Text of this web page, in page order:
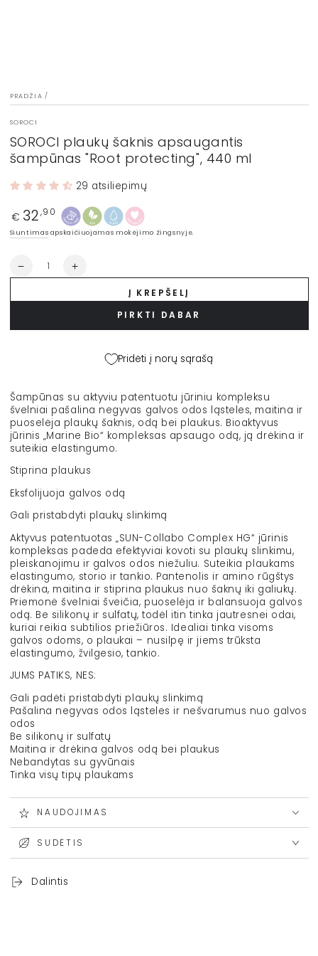
PRADŽIA /
SOROCI
SOROCI plaukų šaknis apsaugantis
šampūnas "Root protecting", 440 ml
29 atsiliepimų
Įprasta
kaina
€ 32 ,90
Siuntimas apskaičiuojamas mokėjimo žingsnyje.
Kiekis
Sumažinti
plaukų
ml
kiekį
Padidinti
plaukų
&quot;Root
protecting&quot;,
ml
kiekį
Į KREPŠELĮ
PIRKTI DABAR
Pridėti į norų sąrašą
Šampūnas su aktyviu patentuotu jūriniu kompleksu
švelniai pašalina negyvas galvos odos ląsteles, maitina ir
puoselėja plaukų šaknis, odą bei plaukus. Bioaktyvus
jūrinis „Marine Bio“ kompleksas apsaugo odą, ją drėkina ir
suteikia elastingumo.
Stiprina plaukus
Eksfolijuoja galvos odą
Gali pristabdyti plaukų slinkimą
Aktyvus patentuotas „SUN-Collabo Complex HG“ jūrinis
kompleksas padeda efektyviai kovoti su plaukų slinkimu,
pleiskanojimu ir galvos odos niežuliu. Suteikia plaukams
elastingumo, storio ir tankio. Pantenolis ir amino rūgštys
drėkina, maitina ir stiprina plaukus nuo šaknų iki galiukų.
Priemonė švelniai šveičia, puoselėja ir balansuoja galvos
odą. Be silikonų ir sulfatų, todėl itin tinka jautresnei odai,
kuriai reikia subtilios priežiūros. Idealiai tinka visoms
galvos odoms, o plaukai – nusilpę ir jiems trūksta
elastingumo, žvilgesio, tankio.
JUMS PATIKS, NES:
Gali padėti pristabdyti plaukų slinkimą
Pašalina negyvas odos ląsteles ir nešvarumus nuo galvos
odos
Be silikonų ir sulfatų
Maitina ir drėkina galvos odą bei plaukus
Nebandytas su gyvūnais
Tinka visų tipų plaukams
NAUDOJIMAS
SUDĖTIS
Dalintis